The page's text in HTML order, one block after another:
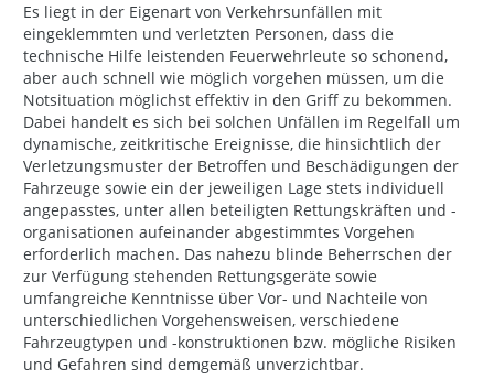
Es liegt in der Eigenart von Verkehrsunfällen mit
eingeklemmten und verletzten Personen, dass die
technische Hilfe leistenden Feuerwehrleute so schonend,
aber auch schnell wie möglich vorgehen müssen, um die
Notsituation möglichst effektiv in den Griff zu bekommen.
Dabei handelt es sich bei solchen Unfällen im Regelfall um
dynamische, zeitkritische Ereignisse, die hinsichtlich der
Verletzungsmuster der Betroffen und Beschädigungen der
Fahrzeuge sowie ein der jeweiligen Lage stets individuell
angepasstes, unter allen beteiligten Rettungskräften und -
organisationen aufeinander abgestimmtes Vorgehen
erforderlich machen. Das nahezu blinde Beherrschen der
zur Verfügung stehenden Rettungsgeräte sowie
umfangreiche Kenntnisse über Vor- und Nachteile von
unterschiedlichen Vorgehensweisen, verschiedene
Fahrzeugtypen und -konstruktionen bzw. mögliche Risiken
und Gefahren sind demgemäß unverzichtbar.